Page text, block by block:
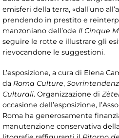
emisferi della terra, «dall’uno
prendendo in prestito e
manzoniano dell’ode Il Cinque
seguire le rotte e illustrare gli
rievocandone le suggestioni.
L’esposizione, a cura di Elena
da Roma Culture,
Culturali. Organizzazione di
occasione dell’esposizione,
Roma ha generosamente
manutenzione conservativa